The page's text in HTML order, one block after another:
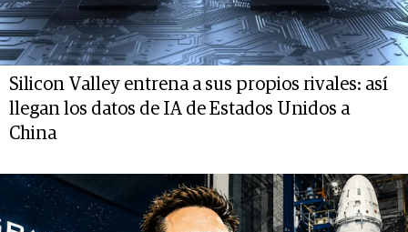
Silicon Valley entrena a sus propios rivales: así
llegan los datos de IA de Estados Unidos a
China